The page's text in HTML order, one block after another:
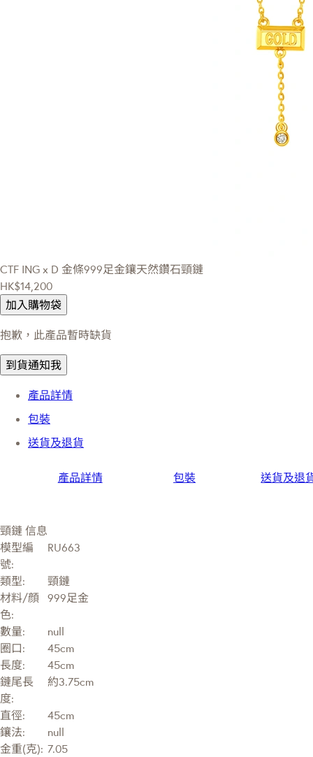
CTF ING x D 金條999足金鑲天然鑽石頸鏈
HK$14,200
加入購物袋
抱歉，此產品暫時缺貨
到貨通知我
產品詳情
包裝
送貨及退貨
產品詳情 包裝 送貨及退
頸鏈 信息
模型編
號:
RU663
類型:
頸鏈
材料/顔
色:
999足金
數量:
null
圈口:
45cm
長度:
45cm
鏈尾長
度:
約3.75cm
直徑:
45cm
鑲法:
null
金重(克): 7.05